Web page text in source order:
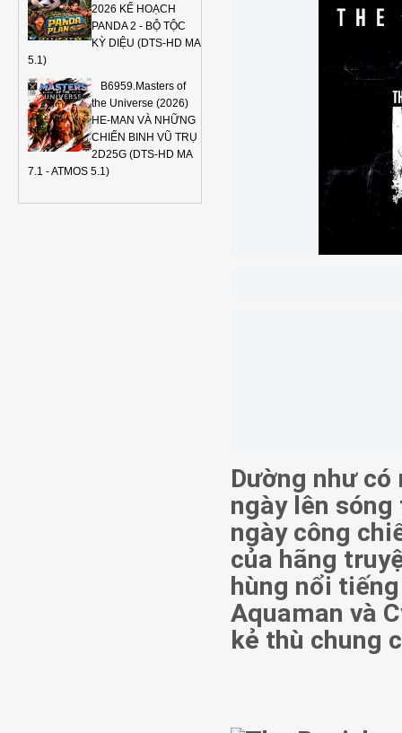
2026 KẾ HOẠCH
PANDA 2 - BỘ TỘC
KỲ DIỆU (DTS-HD MA
5.1)
B6959.Masters of
the Universe (2026)
HE-MAN VÀ NHỮNG
CHIẾN BINH VŨ TRỤ
2D25G (DTS-HD MA
7.1 - ATMOS 5.1)
Dường như
ngày lên
ngày công
của hãng
hùng nổi
Aquaman và
kẻ thù chung